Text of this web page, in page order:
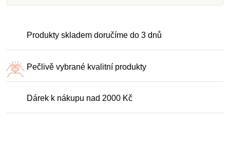
Produkty skladem doručíme do 3 dnů
Pečlivě vybrané kvalitní produkty
Dárek k nákupu nad 2000 Kč